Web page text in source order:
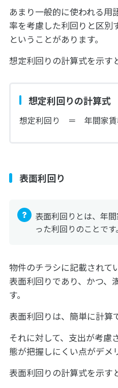
あまり一般的に使われる用
率を考慮した利回りと区別
ということがあります。
想定利回りの計算式を示す
想定利回りの計算式
想定利回り ＝ 年間家
表面利回り
表面利回りとは、年
った利回りのことです。
物件のチラシに記載されて
表面利回りであり、かつ、
す。
表面利回りは、簡単に計算
それに対して、支出が考慮
態が把握しにくい点がデメ
表面利回りの計算式を示す